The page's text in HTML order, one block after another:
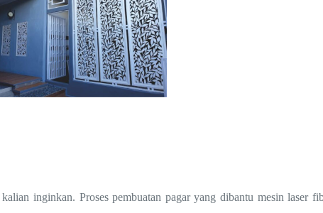
inginkan. Proses pembuatan pagar yang dibantu mesin laser